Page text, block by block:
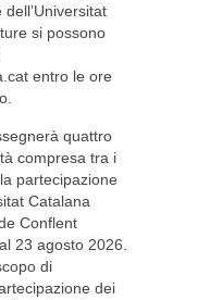
si possono
entro le ore
quattro
compresa tra i
partecipazione
Catalana
Conflent
23 agosto 2026.
di
dei